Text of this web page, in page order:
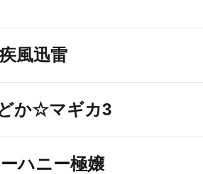
風迅雷
か☆マギカ3
ハニー極嬢